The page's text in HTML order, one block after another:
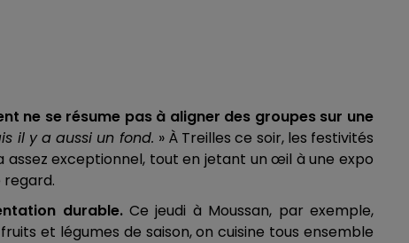
ne se résume pas à aligner des groupes sur une
il y a aussi un fond. » À Treilles ce soir, les festivités
exceptionnel, tout en jetant un œil à une expo
regard.
durable.Ce jeudi à Moussan, par exemple,
et légumes de saison, on cuisine tous ensemble